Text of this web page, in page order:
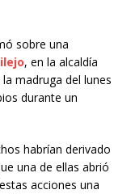
sobre una
, en la alcaldía
madruga del lunes
durante un
habrían derivado
una de ellas abrió
acciones una